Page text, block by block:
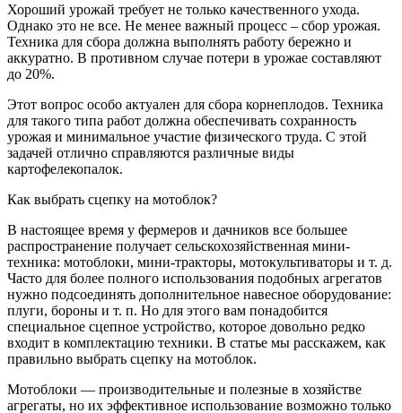
Хороший урожай требует не только качественного ухода.
Однако это не все. Не менее важный процесс – сбор урожая.
Техника для сбора должна выполнять работу бережно и
аккуратно. В противном случае потери в урожае составляют
до 20%.
Этот вопрос особо актуален для сбора корнеплодов. Техника
для такого типа работ должна обеспечивать сохранность
урожая и минимальное участие физического труда. С этой
задачей отлично справляются различные виды
картофелекопалок.
Как выбрать сцепку на мотоблок?
В настоящее время у фермеров и дачников все большее
распространение получает сельскохозяйственная мини-
техника: мотоблоки, мини-тракторы, мотокультиваторы и т. д.
Часто для более полного использования подобных агрегатов
нужно подсоединять дополнительное навесное оборудование:
плуги, бороны и т. п. Но для этого вам понадобится
специальное сцепное устройство, которое довольно редко
входит в комплектацию техники. В статье мы расскажем, как
правильно выбрать сцепку на мотоблок.
Мотоблоки — производительные и полезные в хозяйстве
агрегаты, но их эффективное использование возможно только